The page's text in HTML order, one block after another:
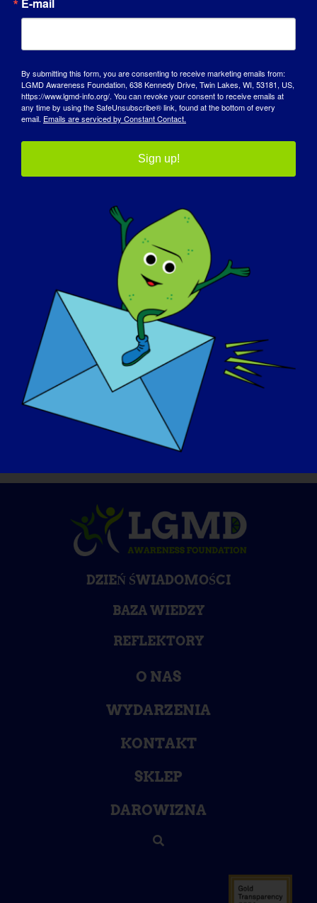
Chociaż choroba LGMD stanowi dużą część
ale mam o wiele więcej do zaoferowania.
Gdyby jutro można było "wyleczyć"
chorobę LGMD, co byłoby pierwszą
rzeczą, którą chciałbyś zrobić?:
Myślę, że chciałbym pójść pobiegać J
* * * Aby przeczytać więcej wywiadów
"LGMD Spotlight Interviews" lub zgłosić się
na ochotnika do udziału w nadchodzącym
wywiadzie, odwiedź naszą stronę
internetową pod adresem
https://www.lgmd-info.org/spotlight-
interviews
* * * Prosimy o LIKE, COMMENT i SHARE
tego postu, aby pomóc zwiększyć
świadomość na temat LGMD!
DZIEŃ ŚWIADOMOŚCI
BAZA WIEDZY
REFLEKTORY
O NAS
WYDARZENIA
KONTAKT
SKLEP
DAROWIZNA
E-mail
By submitting this form, you are consenting to receive marketing emails from:
LGMD Awareness Foundation, 638 Kennedy Drive, Twin Lakes, WI, 53181, US,
https://www.lgmd-info.org/. You can revoke your consent to receive emails at
any time by using the SafeUnsubscribe® link, found at the bottom of every
email. Emails are serviced by Constant Contact.
Sign up!